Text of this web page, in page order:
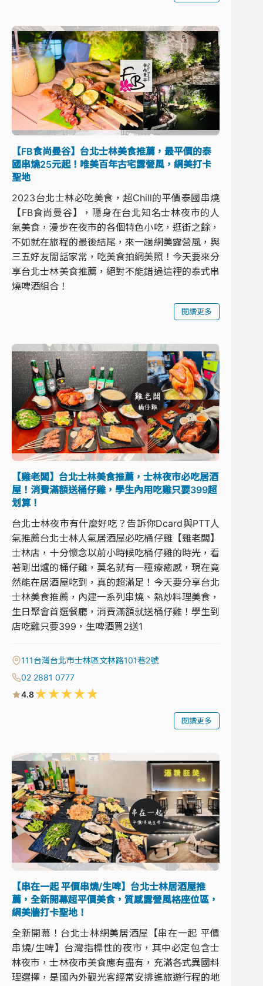
【FB食尚曼谷】台北士林美食推薦，最平價的泰
國串燒25元起！唯美百年古宅露營風，網美打卡
聖地
2023台北士林必吃美食，超Chill的平價泰國串燒
【FB食尚曼谷】，隱身在台北知名士林夜市的人
氣美食，漫步在夜市的各個特色小吃，逛街之餘，
不如就在旅程的最後結尾，來一趟網美露營風，與
三五好友閒話家常，吃美食拍網美照！今天要來分
享台北士林美食推薦，絕對不能錯過這裡的泰式串
燒啤酒組合！
閱讀更多
【雞老闆】台北士林美食推薦，士林夜市必吃居酒
屋！消費滿額送桶仔雞，學生內用吃雞只要399超
划算！
台北士林夜市有什麼好吃？告訴你Dcard與PTT人
氣推薦台北士林人氣居酒屋必吃桶仔雞【雞老闆】
士林店，十分懷念以前小時候吃桶仔雞的時光，看
著剛出爐的桶仔雞，莫名就有一種療癒感，現在竟
然能在居酒屋吃到，真的超滿足！今天要分享台北
士林美食推薦，內建一系列串燒、熱炒料理美食，
生日聚會首選餐廳，消費滿額就送桶仔雞！學生到
店吃雞只要399，生啤酒買2送1
111台灣台北市士林區文林路101巷2號
02 2881 0777
4.8★★★★★
閱讀更多
【串在一起 平價串燒/生啤】台北士林居酒屋推
薦，全新開幕超平價美食，質感露營風格座位區，
網美牆打卡聖地！
全新開幕！台北士林網美居酒屋【串在一起 平價
串燒/生啤】台灣指標性的夜市，其中必定包含士
林夜市，士林夜市美食應有盡有，充滿各式異國料
理選擇，是國內外觀光客經常安排進旅遊行程的地